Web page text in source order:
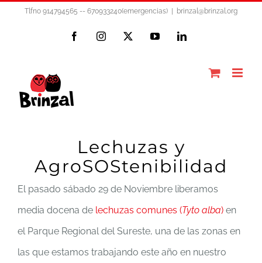
Tlfno 914794565 -- 670933240(emergencias) brinzal@brinzal.org
FacebookInstagram YouTubeLinkedIn
Lechuzas y
AgroSOStenibilidad
El pasado sábado 29 de Noviembre liberamos
media docena de lechuzas comunes (Tyto alba) en
el Parque Regional del Sureste, una de las zonas en
las que estamos trabajando este año en nuestro